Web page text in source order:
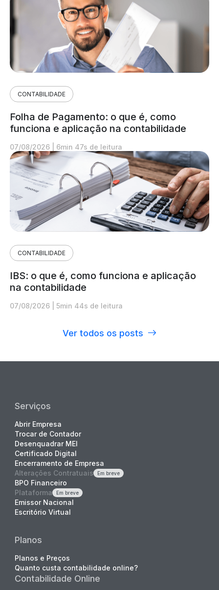
CONTABILIDADE
Folha de Pagamento: o que é, como
funciona e aplicação na contabilidade
07/08/2026 6min 47s de leitura
CONTABILIDADE
IBS: o que é, como funciona e aplicação
na contabilidade
07/08/2026 5min 44s de leitura
Ver todos os posts
Serviços
Abrir Empresa
Trocar de Contador
Desenquadrar MEI
Certificado Digital
Encerramento de Empresa
Alterações Contratuais
Em breve
BPO Financeiro
Plataforma
Em breve
Emissor Nacional
Escritório Virtual
Planos
Planos e Preços
Quanto custa contabilidade online?
Contabilidade Online